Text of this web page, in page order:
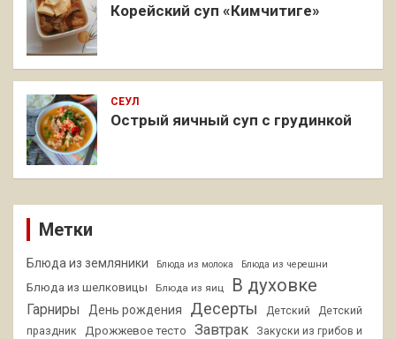
Корейский суп «Кимчитиге»
СЕУЛ
Острый яичный суп с грудинкой
Метки
Блюда из земляники Блюда из молока Блюда из черешни
Блюда из шелковицы Блюда из яиц В духовке
Гарниры День рождения Десерты Детский
Детский
праздник
Дрожжевое тесто Завтрак
Закуски из грибов и